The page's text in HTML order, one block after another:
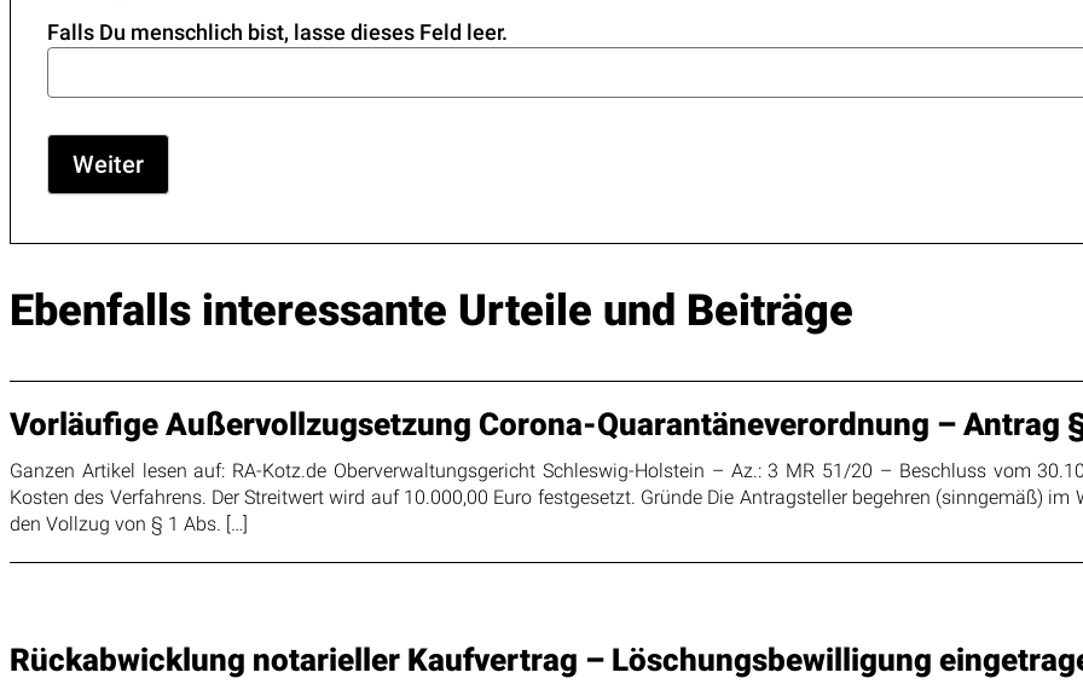
Falls Du menschlich bist, lasse dieses Feld leer.
Ebenfalls interessante Urteile und Beiträge
Vorläufige Außervollzugsetzung Corona-Quarantäneverordnung – Antrag
Ganzen Artikel lesen auf: RA-Kotz.de Oberverwaltungsgericht Schleswig-Holstein – Az.: 3 MR 51/20 – Beschluss vom
Kosten des Verfahrens. Der Streitwert wird auf 10.000,00 Euro festgesetzt. Gründe Die Antragsteller begehren (sinngemäß)
den Vollzug von § 1 Abs. […]
Rückabwicklung notarieller Kaufvertrag – Löschungsbewilligung